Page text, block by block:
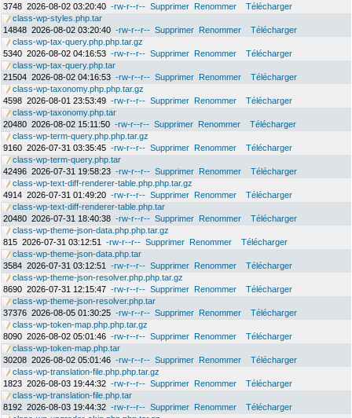
3748 2026-08-02 03:20:40 -rw-r--r-- Supprimer Renommer
Télécharger
class-wp-styles.php.tar
14848 2026-08-02 03:20:40 -rw-r--r-- Supprimer Renommer
Télécharger
class-wp-tax-query.php.php.tar.gz
5340 2026-08-02 04:16:53 -rw-r--r-- Supprimer Renommer
Télécharger
class-wp-tax-query.php.tar
21504 2026-08-02 04:16:53 -rw-r--r-- Supprimer Renommer
Télécharger
class-wp-taxonomy.php.php.tar.gz
4598 2026-08-01 23:53:49 -rw-r--r-- Supprimer Renommer
Télécharger
class-wp-taxonomy.php.tar
20480 2026-08-02 15:11:50 -rw-r--r-- Supprimer Renommer
Télécharger
class-wp-term-query.php.php.tar.gz
9160 2026-07-31 03:35:45 -rw-r--r-- Supprimer Renommer
Télécharger
class-wp-term-query.php.tar
42496 2026-07-31 19:58:23 -rw-r--r-- Supprimer Renommer
Télécharger
class-wp-text-diff-renderer-table.php.php.tar.gz
4914 2026-07-31 01:49:20 -rw-r--r-- Supprimer Renommer
Télécharger
class-wp-text-diff-renderer-table.php.tar
20480 2026-07-31 18:40:38 -rw-r--r-- Supprimer Renommer
Télécharger
class-wp-theme-json-data.php.php.tar.gz
815 2026-07-31 03:12:51 -rw-r--r-- Supprimer Renommer
Télécharger
class-wp-theme-json-data.php.tar
3584 2026-07-31 03:12:51 -rw-r--r-- Supprimer Renommer
Télécharger
class-wp-theme-json-resolver.php.php.tar.gz
8690 2026-07-31 12:15:47 -rw-r--r-- Supprimer Renommer
Télécharger
class-wp-theme-json-resolver.php.tar
37376 2026-08-05 01:30:25 -rw-r--r-- Supprimer Renommer
Télécharger
class-wp-token-map.php.php.tar.gz
8090 2026-08-02 05:01:46 -rw-r--r-- Supprimer Renommer
Télécharger
class-wp-token-map.php.tar
30208 2026-08-02 05:01:46 -rw-r--r-- Supprimer Renommer
Télécharger
class-wp-translation-file.php.php.tar.gz
1823 2026-08-03 19:44:32 -rw-r--r-- Supprimer Renommer
Télécharger
class-wp-translation-file.php.tar
8192 2026-08-03 19:44:32 -rw-r--r-- Supprimer Renommer
Télécharger